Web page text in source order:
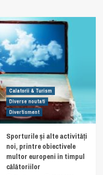
Calatorii & Turism
Diverse noutati
Divertisment
Sporturile și alte activități
noi, printre obiectivele
multor europeni în timpul
călătoriilor